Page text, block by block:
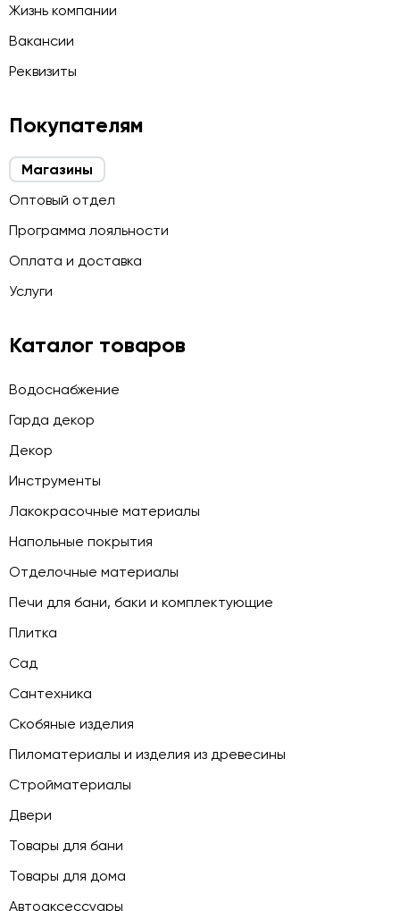
Жизнь компании
Вакансии
Реквизиты
Покупателям
Магазины
Оптовый отдел
Программа лояльности
Оплата и доставка
Услуги
Каталог товаров
Водоснабжение
Гарда декор
Декор
Инструменты
Лакокрасочные материалы
Напольные покрытия
Отделочные материалы
Печи для бани, баки и комплектующие
Плитка
Сад
Сантехника
Скобяные изделия
Пиломатериалы и изделия из древесины
Стройматериалы
Двери
Товары для бани
Товары для дома
Автоаксессуары